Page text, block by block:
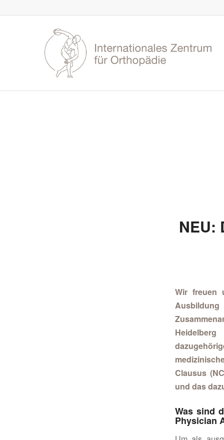
NEU:
Wir freuen
Clausus
und das
Was sind
Physician